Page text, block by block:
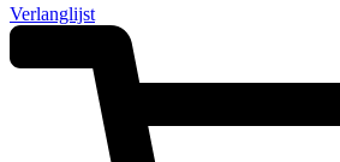
Verlanglijst